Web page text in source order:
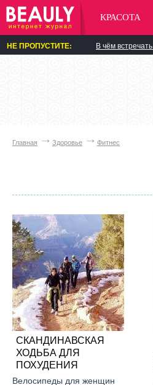
КРАСОТА
НЕ ПРОПУСТИТЕ: В чём
Главная Здоровье Фитнес
СКАНДИНАВСКАЯ
ХОДЬБА ДЛЯ
ПОХУДЕНИЯ
Велосипеды для женщин